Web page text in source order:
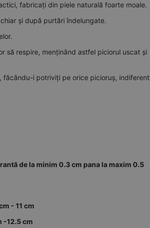
fabricați din piele naturală foarte moale.
și după purtări îndelungate.
să respire, menținând astfel piciorul uscat și
făcându-i potriviți pe orice picioruș, indiferent
de la minim 0.3 cm pana la maxim 0.5
- 11 cm
-12.5 cm